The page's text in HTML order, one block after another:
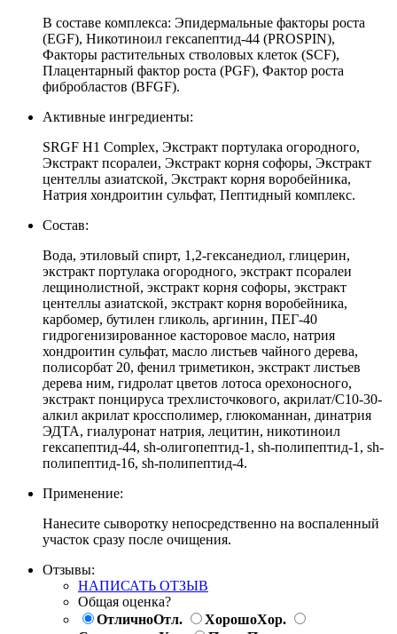
В составе комплекса: Эпидермальные факторы роста
(EGF), Никотиноил гексапептид-44 (PROSPIN),
Факторы растительных стволовых клеток (SCF),
Плацентарный фактор роста (PGF), Фактор роста
фибробластов (BFGF).
Активные ингредиенты:
SRGF H1 Complex, Экстракт портулака огородного,
Экстракт псоралеи, Экстракт корня софоры, Экстракт
центеллы азиатской, Экстракт корня воробейника,
Натрия хондроитин сульфат, Пептидный комплекс.
Состав:
Вода, этиловый спирт, 1,2-гексанедиол, глицерин,
экстракт портулака огородного, экстракт псоралеи
лещинолистной, экстракт корня софоры, экстракт
центеллы азиатской, экстракт корня воробейника,
карбомер, бутилен гликоль, аргинин, ПЕГ-40
гидрогенизированное касторовое масло, натрия
хондроитин сульфат, масло листьев чайного дерева,
полисорбат 20, фенил триметикон, экстракт листьев
дерева ним, гидролат цветов лотоса орехоносного,
экстракт понцируса трехлисточкового, акрилат/С10-30-
алкил акрилат кроссполимер, глюкоманнан, динатрия
ЭДТА, гиалуронат натрия, лецитин, никотиноил
гексапептид-44, sh-олигопептид-1, sh-полипептид-1, sh-
полипептид-16, sh-полипептид-4.
Применение:
Нанесите сыворотку непосредственно на воспаленный
участок сразу после очищения.
Отзывы:
НАПИСАТЬ ОТЗЫВ
Общая оценка?
ОтличноОтл. ХорошоХор.